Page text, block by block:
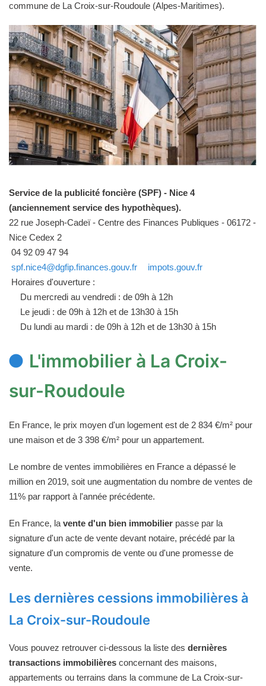
commune de La Croix-sur-Roudoule (Alpes-Maritimes).
Service de la publicité foncière (SPF) - Nice 4
(anciennement service des hypothèques).
22 rue Joseph-Cadeï - Centre des Finances Publiques - 06172 -
Nice Cedex 2
04 92 09 47 94
spf.nice4@dgfip.finances.gouv.fr
impots.gouv.fr
Horaires d'ouverture :
Du mercredi au vendredi : de 09h à 12h
Le jeudi : de 09h à 12h et de 13h30 à 15h
Du lundi au mardi : de 09h à 12h et de 13h30 à 15h
L'immobilier à La Croix-
sur-Roudoule
En France, le prix moyen d'un logement est de 2 834 €/m² pour
une maison et de 3 398 €/m² pour un appartement.
Le nombre de ventes immobilières en France a dépassé le
million en 2019, soit une augmentation du nombre de ventes de
11% par rapport à l'année précédente.
En France, la vente d'un bien immobilier passe par la
signature d'un acte de vente devant notaire, précédé par la
signature d'un compromis de vente ou d'une promesse de
vente.
Les dernières cessions immobilières à
La Croix-sur-Roudoule
Vous pouvez retrouver ci-dessous la liste des dernières
transactions immobilières concernant des maisons,
appartements ou terrains dans la commune de La Croix-sur-